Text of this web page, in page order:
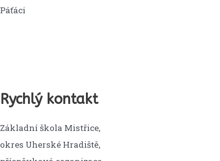
Páťáci
Rychlý kontakt
Základní škola Mistřice,
okres Uherské Hradiště,